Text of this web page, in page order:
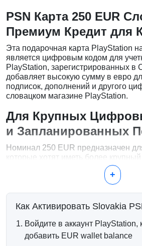
PSN Карта 250 EUR
Премиум Кредит для
Эта подарочная карта PlayStation
является цифровым кодом для
PlayStation, зарегистрированных в
добавляет высокую сумму в евро
подписок, дополнений и другого
словацком магазине PlayStation.
Для Крупных
и Запланированных
Номинал 250 EUR предназначен
которые хотят иметь более
для премиум игр, нескольких
коллекций DLC, делюксовых
покупок в PlayStation Store со
Используйте Ваш
EUR Для
Нескольких полноценных игр
+
Как Активировать Slovakia
Войдите в аккаунт PlayStation,
добавить EUR wallet balance